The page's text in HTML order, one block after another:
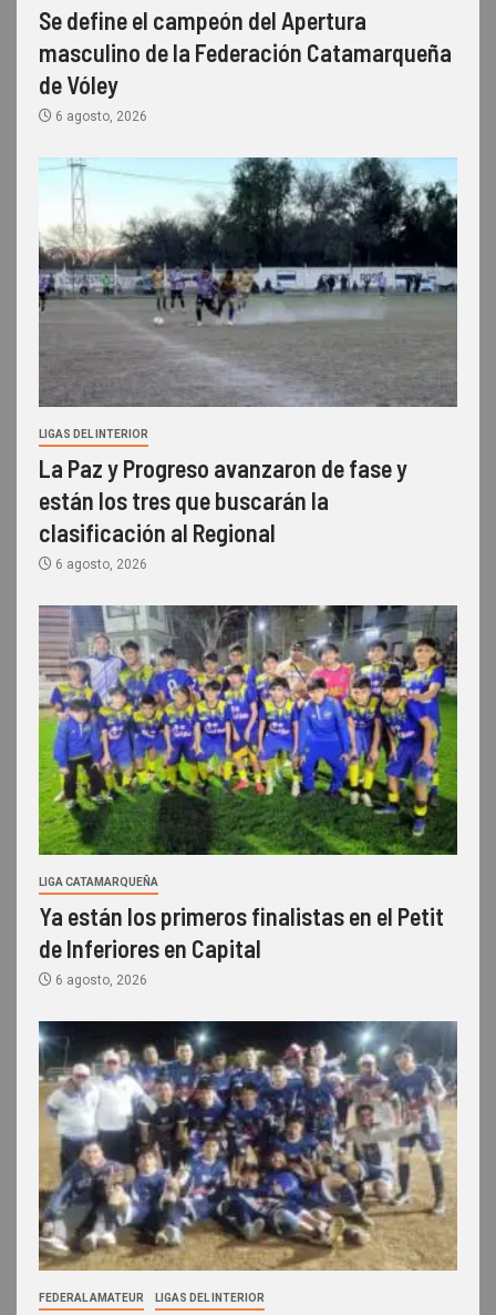
Se define el campeón del Apertura
masculino de la Federación Catamarqueña
de Vóley
6 agosto, 2026
LIGAS DEL INTERIOR
La Paz y Progreso avanzaron de fase y
están los tres que buscarán la
clasificación al Regional
6 agosto, 2026
LIGA CATAMARQUEÑA
Ya están los primeros finalistas en el Petit
de Inferiores en Capital
6 agosto, 2026
FEDERAL AMATEUR LIGAS DEL INTERIOR